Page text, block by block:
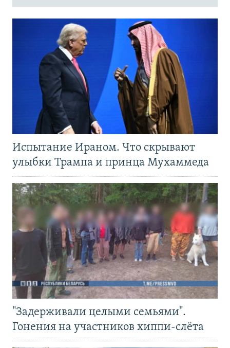
Испытание Ираном. Что скрывают
улыбки Трампа и принца Мухаммеда
"Задерживали целыми семьями".
Гонения на участников хиппи-слёта